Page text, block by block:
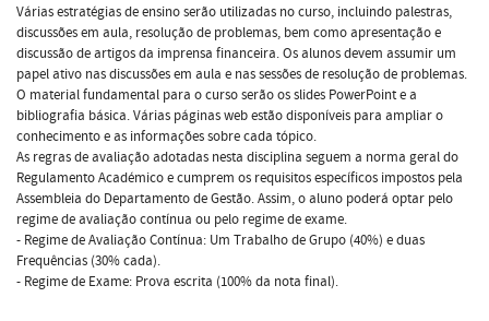
Várias estratégias de ensino serão utilizadas no curso, incluindo palestras,
discussões em aula, resolução de problemas, bem como apresentação e
discussão de artigos da imprensa financeira. Os alunos devem assumir um
papel ativo nas discussões em aula e nas sessões de resolução de problemas.
O material fundamental para o curso serão os slides PowerPoint e a
bibliografia básica. Várias páginas web estão disponíveis para ampliar o
conhecimento e as informações sobre cada tópico.
As regras de avaliação adotadas nesta disciplina seguem a norma geral do
Regulamento Académico e cumprem os requisitos específicos impostos pela
Assembleia do Departamento de Gestão. Assim, o aluno poderá optar pelo
regime de avaliação contínua ou pelo regime de exame.
- Regime de Avaliação Contínua: Um Trabalho de Grupo (40%) e duas
Frequências (30% cada).
- Regime de Exame: Prova escrita (100% da nota final).